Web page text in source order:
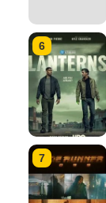
6
7